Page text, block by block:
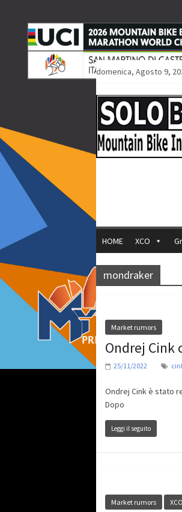
domenica, Agosto 9,
HOME XCO
mondraker
Market rumors
Ondrej Cink
25/11/2022
Ondrej Cink è stato
Dopo
Leggi il seguito
Market rumors